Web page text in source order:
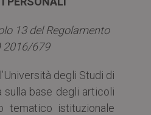
13 del Regolamento
2016/679
degli Studi di
sulla base degli articoli
tematico istituzionale